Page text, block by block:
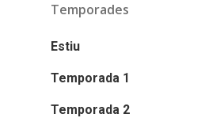
Temporades
Estiu
Temporada 1
Temporada 2